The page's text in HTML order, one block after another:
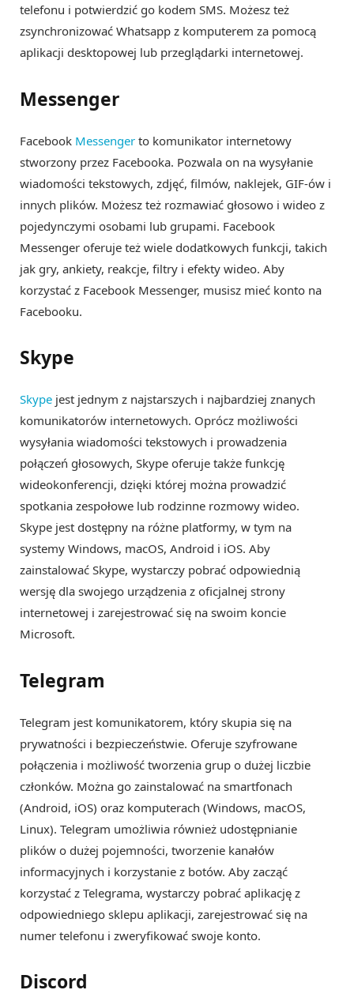
telefonu i potwierdzić go kodem SMS. Możesz też
zsynchronizować Whatsapp z komputerem za pomocą
aplikacji desktopowej lub przeglądarki internetowej.
Messenger
Facebook Messenger to komunikator internetowy
stworzony przez Facebooka. Pozwala on na wysyłanie
wiadomości tekstowych, zdjęć, filmów, naklejek, GIF-ów i
innych plików. Możesz też rozmawiać głosowo i wideo z
pojedynczymi osobami lub grupami. Facebook
Messenger oferuje też wiele dodatkowych funkcji, takich
jak gry, ankiety, reakcje, filtry i efekty wideo. Aby
korzystać z Facebook Messenger, musisz mieć konto na
Facebooku.
Skype
Skype jest jednym z najstarszych i najbardziej znanych
komunikatorów internetowych. Oprócz możliwości
wysyłania wiadomości tekstowych i prowadzenia
połączeń głosowych, Skype oferuje także funkcję
wideokonferencji, dzięki której można prowadzić
spotkania zespołowe lub rodzinne rozmowy wideo.
Skype jest dostępny na różne platformy, w tym na
systemy Windows, macOS, Android i iOS. Aby
zainstalować Skype, wystarczy pobrać odpowiednią
wersję dla swojego urządzenia z oficjalnej strony
internetowej i zarejestrować się na swoim koncie
Microsoft.
Telegram
Telegram jest komunikatorem, który skupia się na
prywatności i bezpieczeństwie. Oferuje szyfrowane
połączenia i możliwość tworzenia grup o dużej liczbie
członków. Można go zainstalować na smartfonach
(Android, iOS) oraz komputerach (Windows, macOS,
Linux). Telegram umożliwia również udostępnianie
plików o dużej pojemności, tworzenie kanałów
informacyjnych i korzystanie z botów. Aby zacząć
korzystać z Telegrama, wystarczy pobrać aplikację z
odpowiedniego sklepu aplikacji, zarejestrować się na
numer telefonu i zweryfikować swoje konto.
Discord